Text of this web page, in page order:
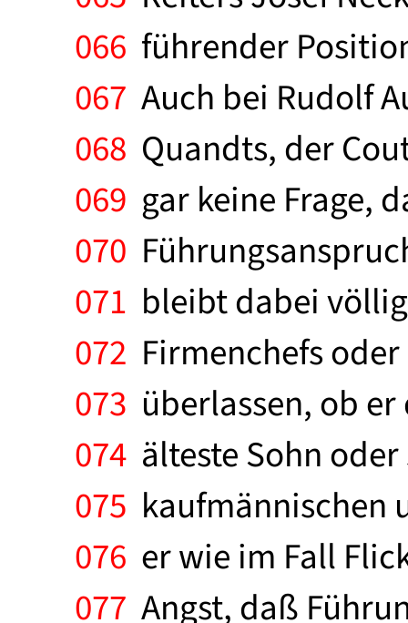
066 führender
067 Auch bei Rudolf
068 Quandts, der
069 gar keine Frage,
070
071 bleibt dabei
072 Firmenchefs
073 überlassen, ob
074 älteste Sohn
075 kaufmännischen
076 er wie im Fall
077 Angst, daß